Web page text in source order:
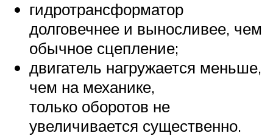
гидротрансформатор
долговечнее и выносливее, чем
обычное сцепление;
двигатель нагружается меньше,
чем на механике,
только оборотов не
увеличивается существенно.